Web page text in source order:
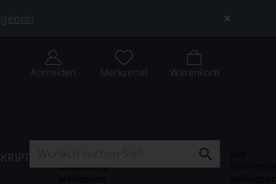
Anmelden Merkzettel Warenkorb
Untermenü
SALE